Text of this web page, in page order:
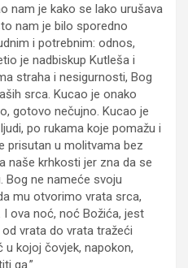
nam je kako se lako urušava
nam je bilo sporedno
i potrebnim: odnos,
je nadbiskup Kutleša i
straha i nesigurnosti, Bog
srca. Kucao je onako
gotovo nečujno. Kucao je
po rukama koje pomažu i
prisutan u molitvama bez
naše krhkosti jer zna da se
Bog ne nameće svoju
mu otvorimo vrata srca,
ova noć, noć Božića, jest
vrata do vrata tražeći
kojoj čovjek, napokon,
ga.”